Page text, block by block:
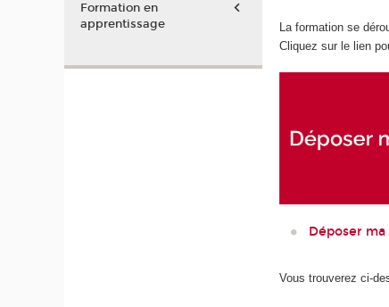
La formation se
Cliquez sur le lien
Déposer
Vous trouverez ci-
Formation en
apprentissage